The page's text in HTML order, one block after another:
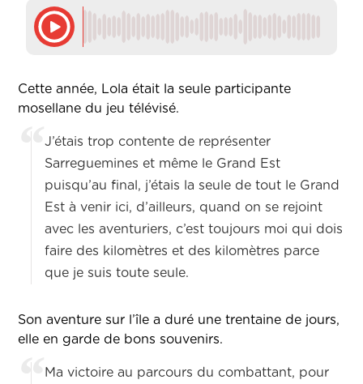
Cette année, Lola était la seule participante
mosellane du jeu télévisé.
J’étais trop contente de représenter
Sarreguemines et même le Grand Est
puisqu’au final, j’étais la seule de tout le Grand
Est à venir ici, d’ailleurs, quand on se rejoint
avec les aventuriers, c’est toujours moi qui dois
faire des kilomètres et des kilomètres parce
que je suis toute seule.
Son aventure sur l’île a duré une trentaine de jours,
elle en garde de bons souvenirs.
Ma victoire au parcours du combattant, pour